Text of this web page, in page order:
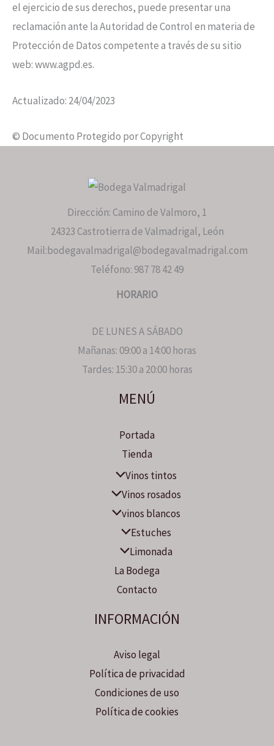
el ejercicio de sus derechos, puede presentar una
reclamación ante la Autoridad de Control en materia de
Protección de Datos competente a través de su sitio
web: www.agpd.es.
Actualizado: 24/04/2023
© Documento Protegido por Copyright
Dirección: Camino de Valmoro, 1
24323 Castrotierra de Valmadrigal, León
Mail:bodegavalmadrigal@bodegavalmadrigal.com
Teléfono: 987 78 42 49
HORARIO
DE LUNES A SÁBADO
Mañanas: 09:00 a 14:00 horas
Tardes: 15:30 a 20:00 horas
MENÚ
Portada
Tienda
Vinos tintos
Vinos rosados
vinos blancos
Estuches
Limonada
La Bodega
Contacto
INFORMACIÓN
Aviso legal
Política de privacidad
Condiciones de uso
Política de cookies